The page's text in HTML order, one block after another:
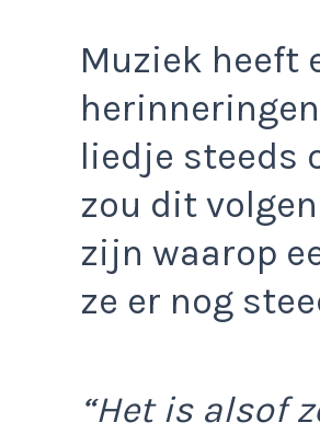
Muziek heeft
liedje steeds
zou dit
zijn waarop
ze er nog
“Het is alsof